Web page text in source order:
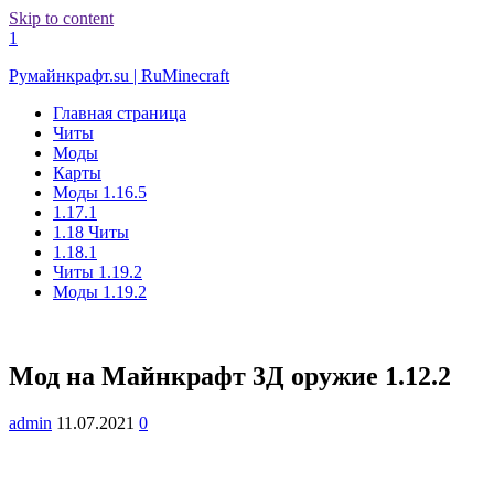
Skip to content
1
Румайнкрафт.su | RuMinecraft
Главная страница
Читы
Моды
Карты
Моды 1.16.5
1.17.1
1.18 Читы
1.18.1
Читы 1.19.2
Моды 1.19.2
Мод на Майнкрафт 3Д оружие 1.12.2
admin 11.07.2021 0